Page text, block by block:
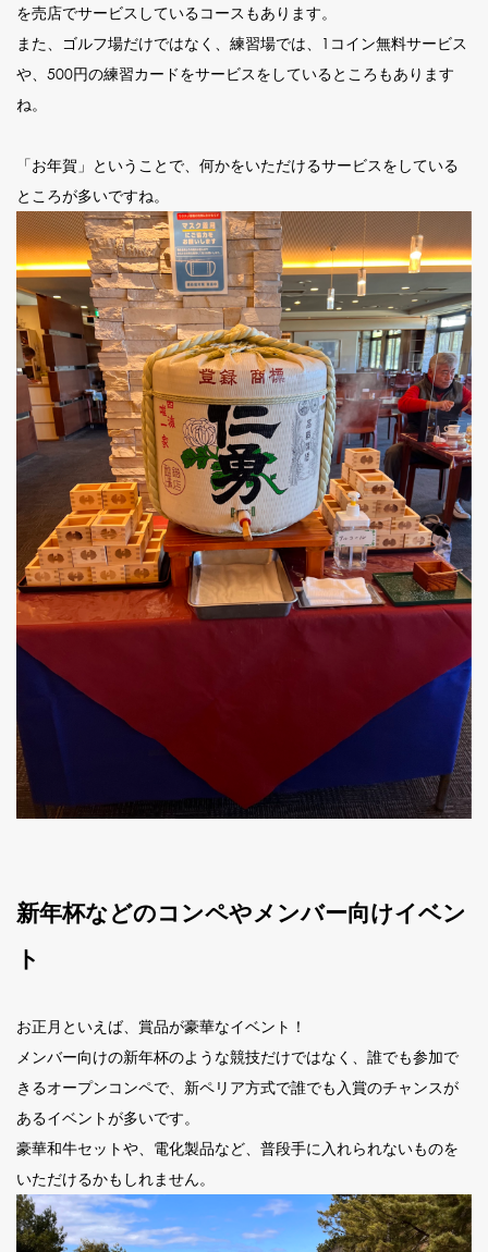
を売店でサービスしているコースもあります。
また、ゴルフ場だけではなく、練習場では、1コイン無料サービス
や、500円の練習カードをサービスをしているところもあります
ね。
「お年賀」ということで、何かをいただけるサービスをしている
ところが多いですね。
新年杯などのコンペやメンバー向けイベン
ト
お正月といえば、賞品が豪華なイベント！
メンバー向けの新年杯のような競技だけではなく、誰でも参加で
きるオープンコンペで、新ペリア方式で誰でも入賞のチャンスが
あるイベントが多いです。
豪華和牛セットや、電化製品など、普段手に入れられないものを
いただけるかもしれません。